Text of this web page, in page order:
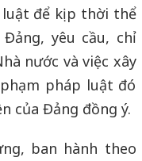
luật để kịp thời thể
yêu cầu, chỉ
nước và việc xây
pháp luật đó
của Đảng đồng ý.
ban hành theo